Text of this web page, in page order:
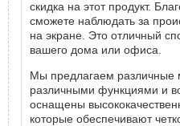
скидка на этот продукт.
сможете наблюдать за
на экране. Это отличный
вашего дома или офиса.
Мы предлагаем различные
различными функциями и
оснащены
которые обеспечивают